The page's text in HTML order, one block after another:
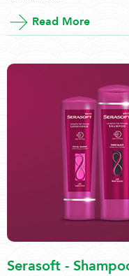
Read More
Serasoft -